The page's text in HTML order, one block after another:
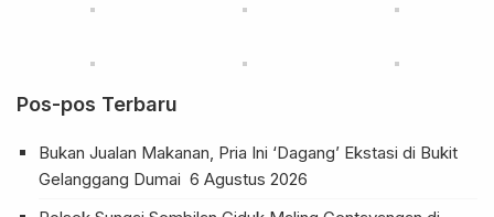
Pos-pos Terbaru
Bukan Jualan Makanan, Pria Ini ‘Dagang’ Ekstasi di Bukit
Gelanggang Dumai 6 Agustus 2026